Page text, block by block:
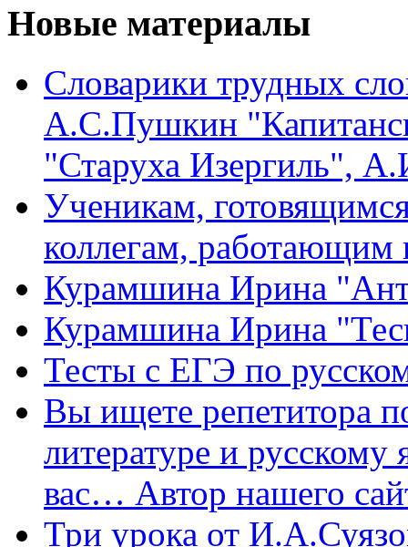
Новые материалы
Словарики трудных
А.С.Пушкин
"Старуха Изергиль",
Ученикам,
коллегам, работающим
Курамшина Ирина
Курамшина Ирина
Тесты с ЕГЭ по
Вы ищете репетитора
литературе и
вас… Автор нашего
Три урока от